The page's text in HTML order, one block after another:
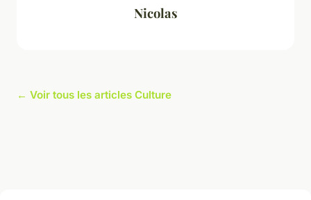
Nicolas
← Voir tous les articles Culture